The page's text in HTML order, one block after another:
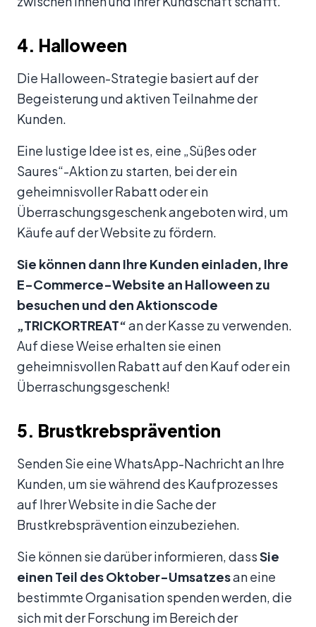
4. Halloween
Die Halloween-Strategie basiert auf der
Begeisterung und aktiven Teilnahme der
Kunden.
Eine lustige Idee ist es, eine „Süßes oder
Saures“-Aktion zu starten, bei der ein
geheimnisvoller Rabatt oder ein
Überraschungsgeschenk angeboten wird, um
Käufe auf der Website zu fördern.
Sie können dann Ihre Kunden einladen, Ihre
E-Commerce-Website an Halloween zu
besuchen und den Aktionscode
„TRICKORTREAT“an der Kasse zu verwenden.
Auf diese Weise erhalten sie einen
geheimnisvollen Rabatt auf den Kauf oder ein
Überraschungsgeschenk!
5. Brustkrebsprävention
Senden Sie eine WhatsApp-Nachricht an Ihre
Kunden, um sie während des Kaufprozesses
auf Ihrer Website in die Sache der
Brustkrebsprävention einzubeziehen.
Sie können sie darüber informieren, dassSie
einen Teil des Oktober-Umsatzesan eine
bestimmte Organisation spenden werden, die
sich mit der Forschung im Bereich der